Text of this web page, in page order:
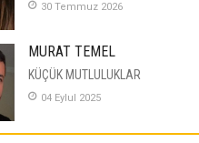
30 Temmuz 2026
MURAT TEMEL
KÜÇÜK MUTLULUKLAR
04 Eylul 2025